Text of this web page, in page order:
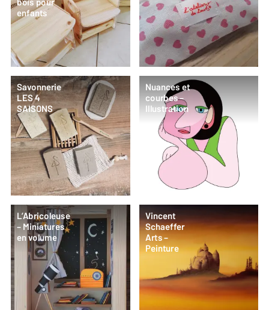
bois pour
enfants
Savonnerie
LES 4
SAISONS
Nuances et
courbes –
Illustration
L’Abricoleuse
– Miniatures
en volume
Vincent
Schaeffer
Arts –
Peinture